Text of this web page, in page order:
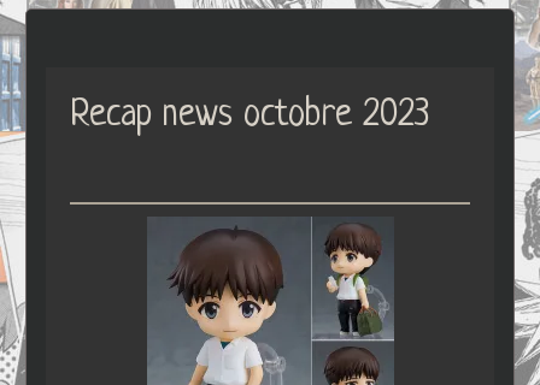
Recap news octobre 2023